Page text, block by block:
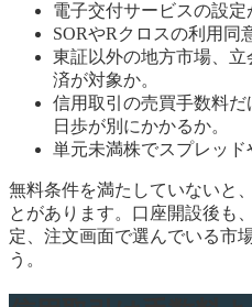
電子交付サービスの設定
SORやRクロスの利用同
東証以外の地方市場、
済が対象か。
信用取引の売買手数料
日歩が別にかかるか。
単元未満株でスプレッド
無料条件を満たしていないと
とがあります。口座開設後も
定、注文画面で選んでいる市
う。